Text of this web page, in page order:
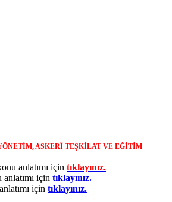
ASKERÎ TEŞKİLAT VE EĞİTİM
anlatımı için tıklayınız.
anlatımı için tıklayınız.
için tıklayınız.